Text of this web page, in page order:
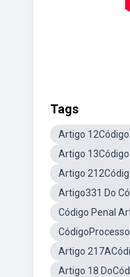
Tags
Artigo 12Código
Artigo 13Código
Artigo
Artigo331 Do
Código Penal
CódigoProcesso
Artigo
Artigo 18